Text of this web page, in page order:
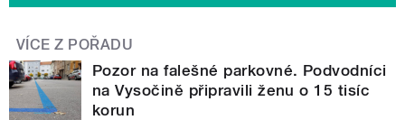
VÍCE Z POŘADU
Pozor na falešné parkovné. Podvodníci
na Vysočině připravili ženu o 15 tisíc
korun